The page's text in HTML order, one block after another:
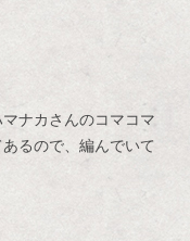
ナカさんのコマコマ
るので、編んでいて